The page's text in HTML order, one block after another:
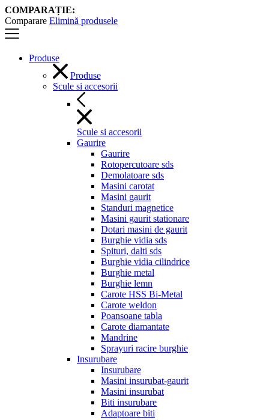
COMPARAȚIE:
Comparare Elimină produsele
Produse
Produse
Scule si accesorii
Scule si accesorii
Gaurire
Gaurire
Rotopercutoare sds
Demolatoare sds
Masini carotat
Masini gaurit
Standuri magnetice
Masini gaurit stationare
Dotari masini de gaurit
Burghie vidia sds
Spituri, dalti sds
Burghie vidia cilindrice
Burghie metal
Burghie lemn
Carote HSS Bi-Metal
Carote weldon
Poansoane tabla
Carote diamantate
Mandrine
Sprayuri racire burghie
Insurubare
Insurubare
Masini insurubat-gaurit
Masini insurubat
Biti insurubare
Adaptoare biti